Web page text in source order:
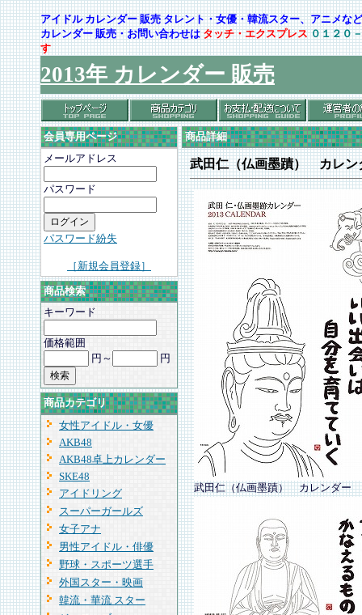
アイドル カレンダー 販売 タレント・女優・韓流スター、アニメ
カレンダー 販売・お問い合わせはタッチ・エクスプレス ０１２０
す
2013年 カレンダー 販売
会員専用ページ
メールアドレス
パスワード
パスワード紛失
［新規会員登録］
商品検索
キーワード
価格範囲
円～
円
商品カテゴリ
女性アイドル・女優
AKB48
AKB48卓上カレンダー
SKE48
アイドリング
スーパーガールズ
女子アナ
男性アイドル・俳優
野球・スポーツ選手
外国スター・映画
韓流・華流 スター
商品詳細
武田仁（仏画墨蹟） カレン
武田仁（仏画墨蹟） カレンダー